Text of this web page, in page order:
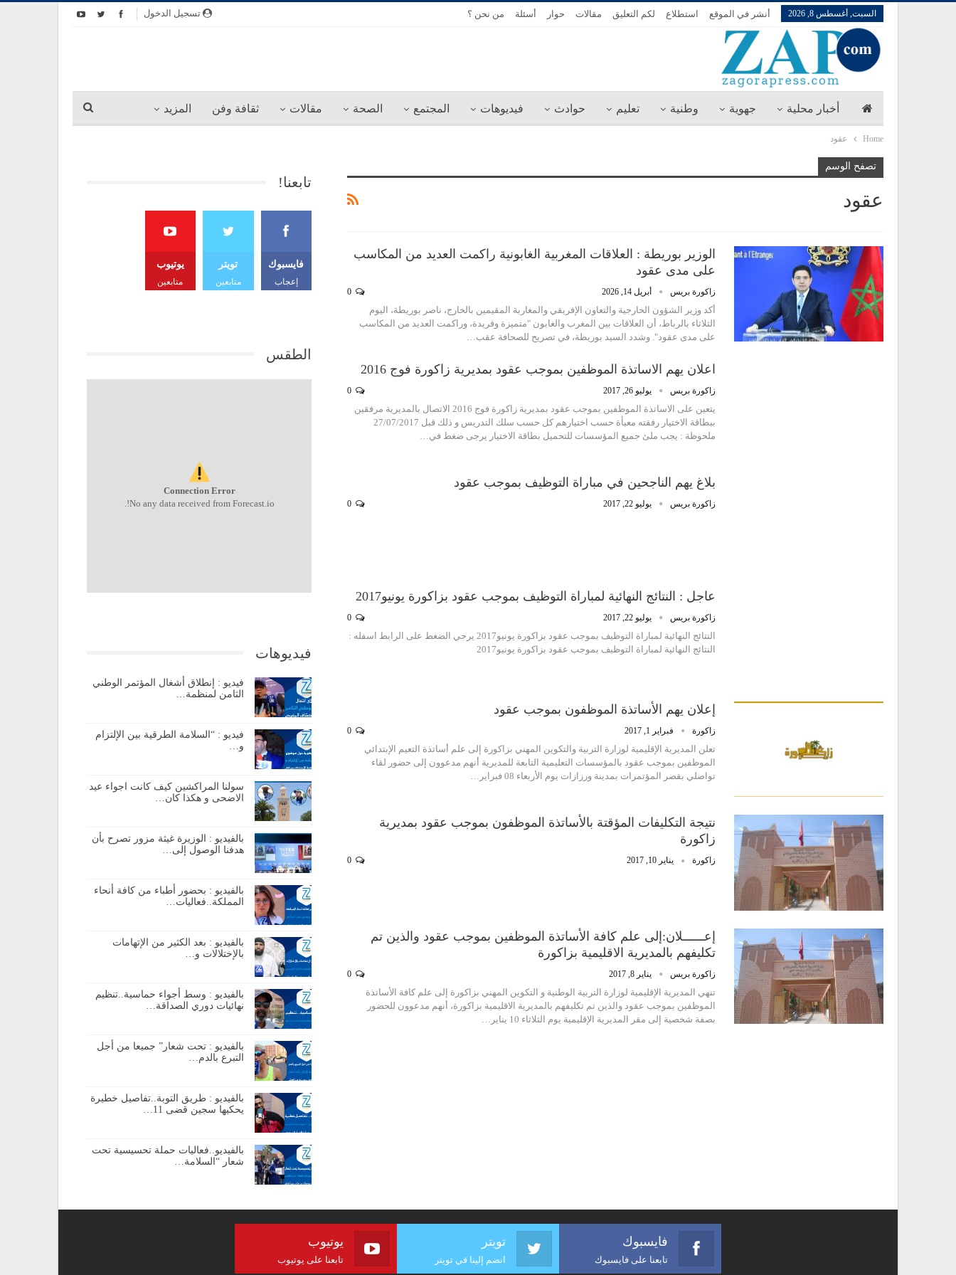
تسجيل الدخول السبت, أغسطس 8, 2026 أنشر في الموقع استطلاع لكم التعليق مقالات حوار أسئلة من نحن ؟
أخبار محلية جهوية وطنية تعليم حوادث فيديوهات المجتمع الصحة مقالات ثقافة وفن المزيد
Home عقود
تصفح الوسم
عقود
الوزير بوريطة : العلاقات المغربية الغابونية راكمت العديد من المكاسب
على مدى عقود
زاكورة بريس أبريل 14, 2026
أكد وزير الشؤون الخارجية والتعاون الإفريقي والمغاربة المقيمين بالخارج، ناصر بوريطة، اليوم
الثلاثاء بالرباط، أن العلاقات بين المغرب والغابون "متميزة وفريدة، وراكمت العديد من المكاسب
على مدى عقود". وشدد السيد بوريطة، في تصريح للصحافة عقب…
اعلان يهم الاساتذة الموظفين بموجب عقود بمديرية زاكورة فوج 2016
زاكورة بريس يوليو 26, 2017
يتعين على الاساتذة الموظفين بموجب عقود بمديرية زاكورة فوج 2016 الاتصال بالمديرية مرفقين
ببطاقة الاختيار رفقته معبأة حسب اختيارهم كل حسب سلك التدريس و ذلك قبل 27/07/2017
ملحوظة : يجب ملئ جميع المؤسسات للتحميل بطاقة الاختيار يرجى ضغط في…
بلاغ يهم الناجحين في مباراة التوظيف بموجب عقود
زاكورة بريس يوليو 22, 2017
عاجل : النتائج النهائية لمباراة التوظيف بموجب عقود بزاكورة يونيو2017
زاكورة بريس يوليو 22, 2017
النتائج النهائية لمباراة التوظيف بموجب عقود بزاكورة يونيو2017 يرجي الضغط على الرابط اسفله :
النتائج النهائية لمباراة التوظيف بموجب عقود بزاكورة يونيو2017
إعلان يهم الأساتذة الموظفون بموجب عقود
زاكورة فبراير 1, 2017
تعلن المديرية الإقليمية لوزارة التربية والتكوين المهني بزاكورة إلى علم أساتذة التعيم الإبتدائي
الموظفين بموجب عقود بالمؤسسات التعليمية التابعة للمديرية أنهم مدعوون إلى حضور لقاء
تواصلي بقصر المؤتمرات بمدينة ورزازات يوم الأربعاء 08 فبراير…
نتيجة التكليفات المؤقتة بالأساتذة الموظفون بموجب عقود بمديرية
زاكورة
زاكورة يناير 10, 2017
إعــــــلان:إلى علم كافة الأساتذة الموظفين بموجب عقود والذين تم
تكليفهم بالمديرية الاقليمية بزاكورة
زاكورة بريس يناير 8, 2017
تنهي المديرية الإقليمية لوزارة التربية الوطنية و التكوين المهني بزاكورة إلى علم كافة الأساتذة
الموظفين بموجب عقود والذين تم تكليفهم بالمديرية الاقليمية بزاكورة، أنهم مدعوون للحضور
بصفة شخصية إلى مقر المديرية الإقليمية يوم الثلاثاء 10 يناير…
تابعنا!
فايسبوك
إعجاب
تويتر
متابعين
يوتيوب
متابعين
الطقس
Connection Error
No any data received from Forecast.io!.
فيديوهات
فيديو : إنطلاق أشغال المؤتمر الوطني
الثامن لمنظمة…
فيديو : “السلامة الطرقية بين الإلتزام
و…
سولنا المراكشين كيف كانت اجواء عيد
الاضحى و هكذا كان…
بالفيديو : الوزيرة غيثة مزور تصرح بأن
هدفنا الوصول إلى…
بالفيديو : بحضور أطباء من كافة أنحاء
المملكة..فعاليات…
بالفيديو : بعد الكثير من الإتهامات
بالإختلالات و…
بالفيديو : وسط أجواء حماسية..تنظيم
نهائيات دوري الصداقة…
بالفيديو : تحت شعار” جميعا من أجل
التبرع بالدم…
بالفيديو : طريق التوبة..تفاصيل خطيرة
يحكيها سجين قضى 11…
بالفيديو..فعاليات حملة تحسيسية تحت
شعار “السلامة…
فايسبوك
تابعنا على فايسبوك
تويتر
انضم إلينا في تويتر
يوتيوب
تابعنا على يوتيوب